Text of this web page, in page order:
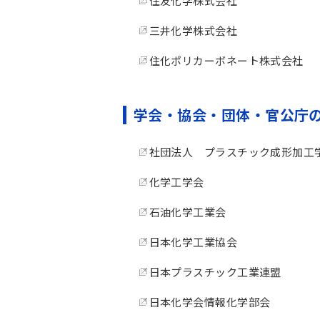
三井化学株式会社
住化ポリカーボネート株式会社
学会・協会・団体・官公庁
社団法人 プラスチック成形加工
化学工学会
石油化学工業会
日本化学工業協会
日本プラスチック工業連盟
日本化学会情報化学部会